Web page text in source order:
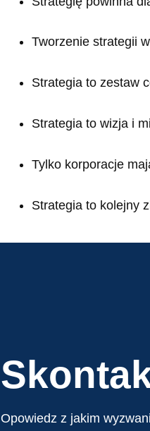
Tworzenie strategii
Strategia to zestaw
Strategia to wizja i
Tylko korporacje
Strategia to kolejny
Opowiedz z jakim